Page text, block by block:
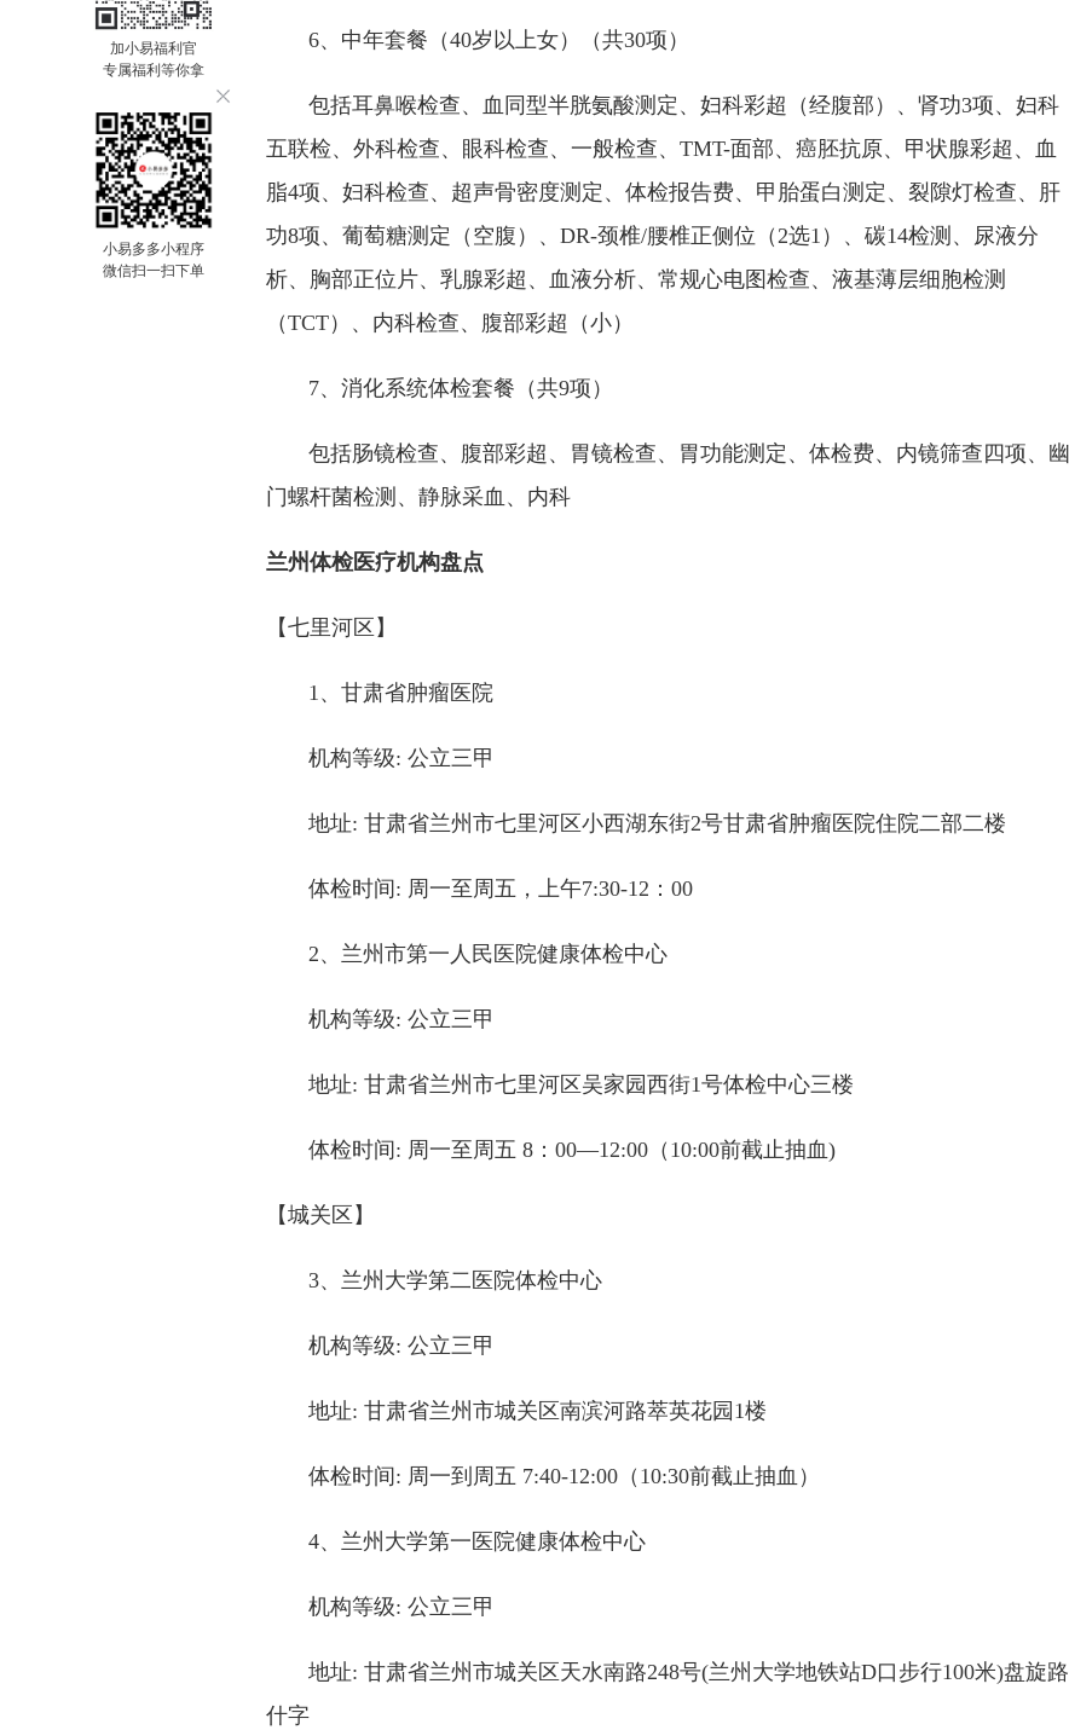
加小易福利官
专属福利等你拿
小易多多小程序
微信扫一扫下单
6、中年套餐（40岁以上女）（共30项）
包括耳鼻喉检查、血同型半胱氨酸测定、妇科彩超（经腹部）、肾功3项、妇科
五联检、外科检查、眼科检查、一般检查、TMT-面部、癌胚抗原、甲状腺彩超、血
脂4项、妇科检查、超声骨密度测定、体检报告费、甲胎蛋白测定、裂隙灯检查、肝
功8项、葡萄糖测定（空腹）、DR-颈椎/腰椎正侧位（2选1）、碳14检测、尿液分
析、胸部正位片、乳腺彩超、血液分析、常规心电图检查、液基薄层细胞检测
（TCT）、内科检查、腹部彩超（小）
7、消化系统体检套餐（共9项）
包括肠镜检查、腹部彩超、胃镜检查、胃功能测定、体检费、内镜筛查四项、幽
门螺杆菌检测、静脉采血、内科
兰州体检医疗机构盘点
【七里河区】
1、甘肃省肿瘤医院
机构等级: 公立三甲
地址: 甘肃省兰州市七里河区小西湖东街2号甘肃省肿瘤医院住院二部二楼
体检时间: 周一至周五，上午7:30-12：00
2、兰州市第一人民医院健康体检中心
机构等级: 公立三甲
地址: 甘肃省兰州市七里河区吴家园西街1号体检中心三楼
体检时间: 周一至周五 8：00—12:00（10:00前截止抽血)
【城关区】
3、兰州大学第二医院体检中心
机构等级: 公立三甲
地址: 甘肃省兰州市城关区南滨河路萃英花园1楼
体检时间: 周一到周五 7:40-12:00（10:30前截止抽血）
4、兰州大学第一医院健康体检中心
机构等级: 公立三甲
地址: 甘肃省兰州市城关区天水南路248号(兰州大学地铁站D口步行100米)盘旋路
什字